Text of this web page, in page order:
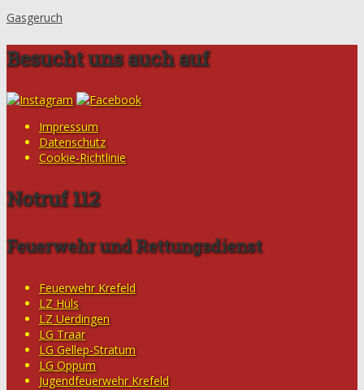
Gasgeruch
Besucht uns auch auf
Impressum
Datenschutz
Cookie-Richtlinie
Notruf 112
Feuerwehr und Rettungsdienst
Feuerwehr Krefeld
LZ Hüls
LZ Uerdingen
LG Traar
LG Gellep-Stratum
LG Oppum
Jugendfeuerwehr Krefeld